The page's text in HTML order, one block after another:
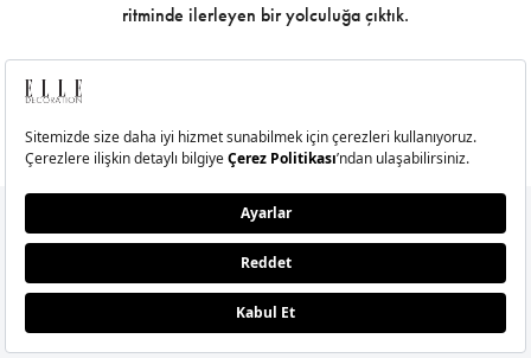
ritminde ilerleyen bir yolculuğa çıktık.
E-Bülten Aboneliği
E-bültenimize şimdi abone olun,
magazin dünyasındaki tüm gelişmelerden anında
haberiniz olsun.